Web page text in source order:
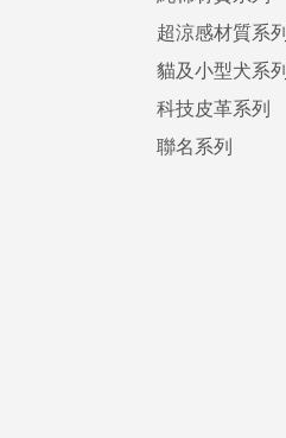
超涼感材質系列
貓及小型犬系列
科技皮革系列
聯名系列